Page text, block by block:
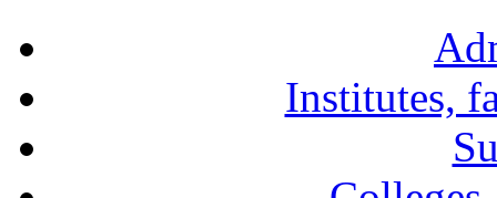
Institutes,